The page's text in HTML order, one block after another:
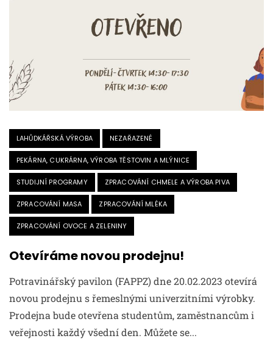
LAHŮDKÁŘSKÁ VÝROBA NEZAŘAZENÉ
PEKÁRNA, CUKRÁRNA, VÝROBA TĚSTOVIN A MLÝNICE
STUDIJNÍ PROGRAMY ZPRACOVÁNÍ CHMELE A VÝROBA PIVA
ZPRACOVÁNÍ MASA ZPRACOVÁNÍ MLÉKA
ZPRACOVÁNÍ OVOCE A ZELENINY
Otevíráme novou prodejnu!
Potravinářský pavilon (FAPPZ) dne 20.02.2023 otevírá
novou prodejnu s řemeslnými univerzitními výrobky.
Prodejna bude otevřena studentům, zaměstnancům i
veřejnosti každý všední den. Můžete se...